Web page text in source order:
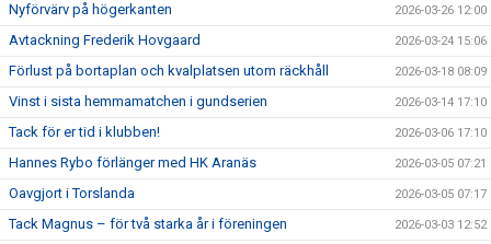
Nyförvärv på högerkanten 2026-03-26 12:00
Avtackning Frederik Hovgaard 2026-03-24 15:06
Förlust på bortaplan och kvalplatsen utom räckhåll 2026-03-18 08:09
Vinst i sista hemmamatchen i gundserien 2026-03-14 17:10
Tack för er tid i klubben! 2026-03-06 17:10
Hannes Rybo förlänger med HK Aranäs 2026-03-05 07:21
Oavgjort i Torslanda 2026-03-05 07:17
Tack Magnus – för två starka år i föreningen 2026-03-03 12:52